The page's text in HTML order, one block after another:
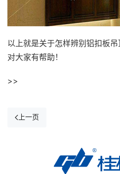
以上就是关于怎样辨别铝扣板
对大家有帮助！
>>
上一页